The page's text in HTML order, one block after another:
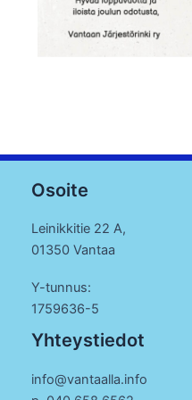
Osoite
Leinikkitie 22 A,
01350 Vantaa
Y-tunnus:
1759636-5
Yhteystiedot
info@vantaalla.info